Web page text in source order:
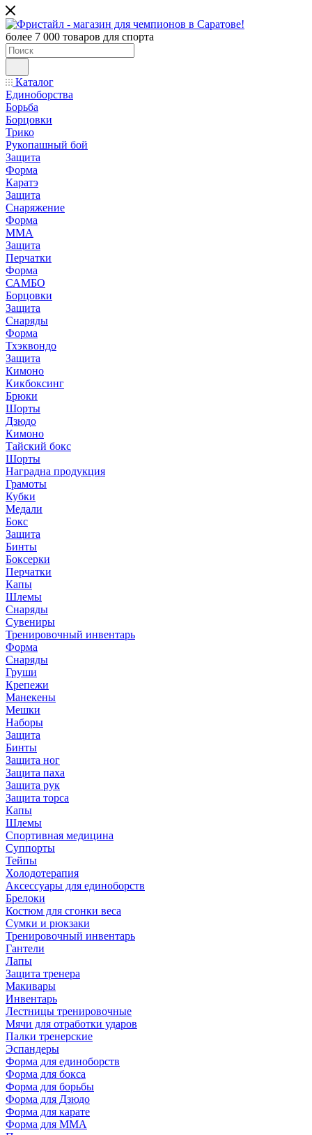
более 7 000 товаров для спорта
Каталог
Единоборства
Борьба
Борцовки
Трико
Рукопашный бой
Защита
Форма
Каратэ
Защита
Снаряжение
Форма
ММА
Защита
Перчатки
Форма
САМБО
Борцовки
Защита
Снаряды
Форма
Тхэквондо
Защита
Кимоно
Кикбоксинг
Брюки
Шорты
Дзюдо
Кимоно
Тайский бокс
Шорты
Наградна продукция
Грамоты
Кубки
Медали
Бокс
Защита
Бинты
Боксерки
Перчатки
Капы
Шлемы
Снаряды
Сувениры
Тренировочный инвентарь
Форма
Снаряды
Груши
Крепежи
Манекены
Мешки
Наборы
Защита
Бинты
Защита ног
Защита паха
Защита рук
Защита торса
Капы
Шлемы
Спортивная медицина
Суппорты
Тейпы
Холодотерапия
Аксессуары для единоборств
Брелоки
Костюм для сгонки веса
Сумки и рюкзаки
Тренировочный инвентарь
Гантели
Лапы
Защита тренера
Макивары
Инвентарь
Лестницы тренировочные
Мячи для отработки ударов
Палки тренерские
Эспандеры
Форма для единоборств
Форма для бокса
Форма для борьбы
Форма для Дзюдо
Форма для карате
Форма для MMA